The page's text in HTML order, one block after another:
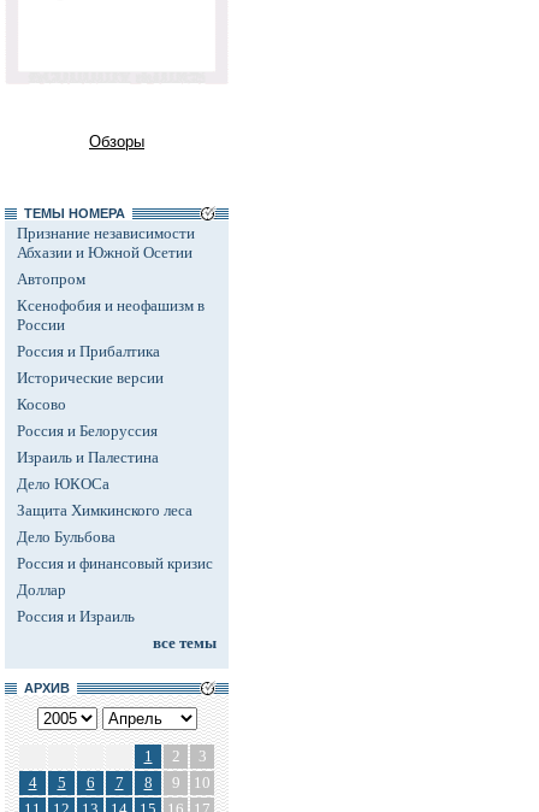
Обзоры
ТЕМЫ НОМЕРА
Признание независимости
Абхазии и Южной Осетии
Автопром
Ксенофобия и неофашизм в
России
Россия и Прибалтика
Исторические версии
Косово
Россия и Белоруссия
Израиль и Палестина
Дело ЮКОСа
Защита Химкинского леса
Дело Бульбова
Россия и финансовый кризис
Доллар
Россия и Израиль
все темы
АРХИВ
1 2
3
4
5 6 7 8 9
10